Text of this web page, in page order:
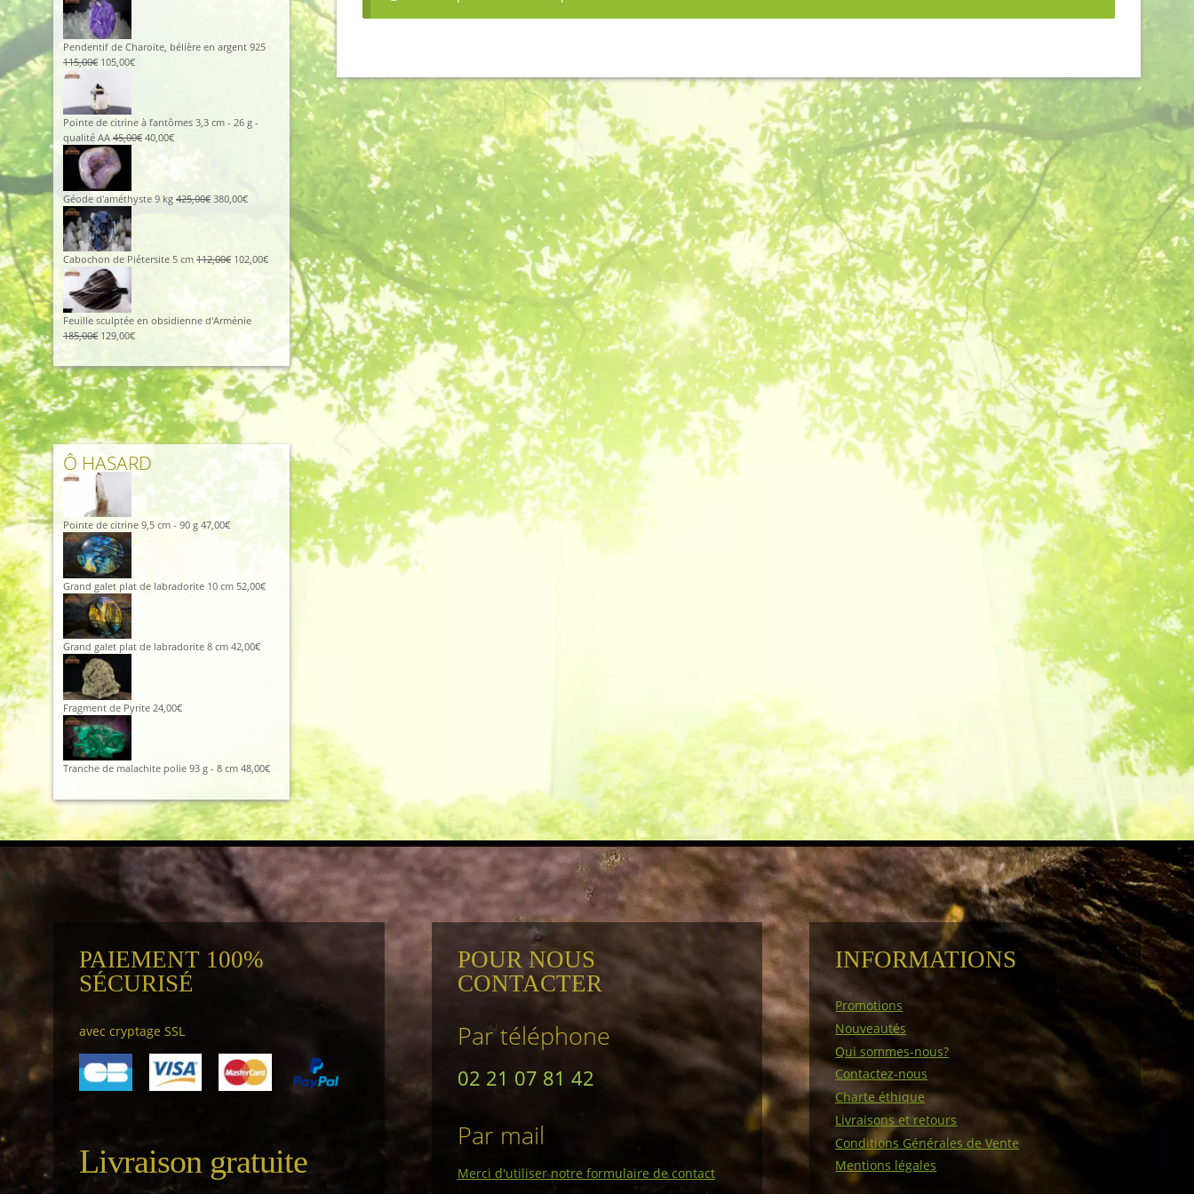
initial
était :
96,00€.
actuel
est :
86,00€.
Pendentif de Charoïte, bélière en argent 925
115,00€ Le
initial
était :
115,00€.
105,00€Le
105,00€.
Pointe de citrine à fantômes 3,3 cm - 26 g -
qualité AA 45,00€ Le
45,00€.
40,00€Le
40,00€.
Géode d'améthyste 9 kg 425,00€ Le
425,00€.
380,00€Le
380,00€.
Cabochon de Piétersite 5 cm 112,00€ Le
initial
112,00€.
102,00€Le
actuel
102,00€.
Feuille sculptée en obsidienne d'Arménie
185,00€ Le
initial
était :
185,00€.
129,00€Le
actuel
est :
129,00€.
Ô HASARD
Pointe de citrine 9,5 cm - 90 g 47,00€
Grand galet plat de labradorite 10 cm 52,00€
Grand galet plat de labradorite 8 cm 42,00€
Fragment de Pyrite 24,00€
Tranche de malachite polie 93 g - 8 cm 48,00€
PAIEMENT 100%
SÉCURISÉ
avec cryptage SSL
Livraison gratuite
POUR NOUS
CONTACTER
Par téléphone
02 21 07 81 42
Par mail
Merci d'utiliser notre formulaire de contact
INFORMATIONS
Promotions
Nouveautés
Qui sommes-nous?
Contactez-nous
Charte éthique
Livraisons et retours
Conditions Générales de Vente
Mentions légales